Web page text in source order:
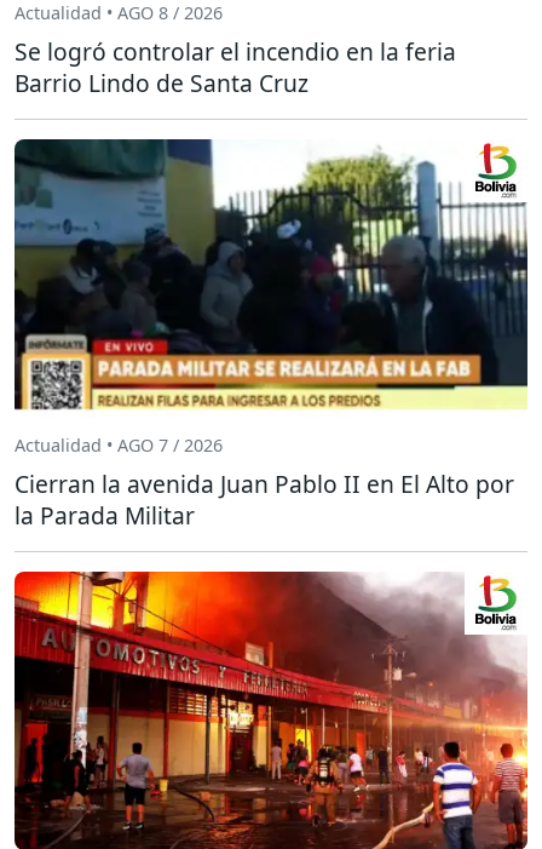
Actualidad • AGO 8 / 2026
Se logró controlar el incendio en la feria
Barrio Lindo de Santa Cruz
Actualidad • AGO 7 / 2026
Cierran la avenida Juan Pablo II en El Alto por
la Parada Militar